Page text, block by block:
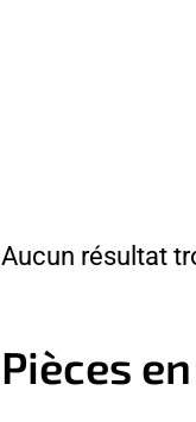
Aucun résultat
Pièces